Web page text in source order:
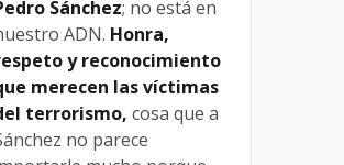
Sánchez; no está en
ADN. Honra,
y reconocimiento
merecen las víctimas
terrorismo, cosa que a
no parece